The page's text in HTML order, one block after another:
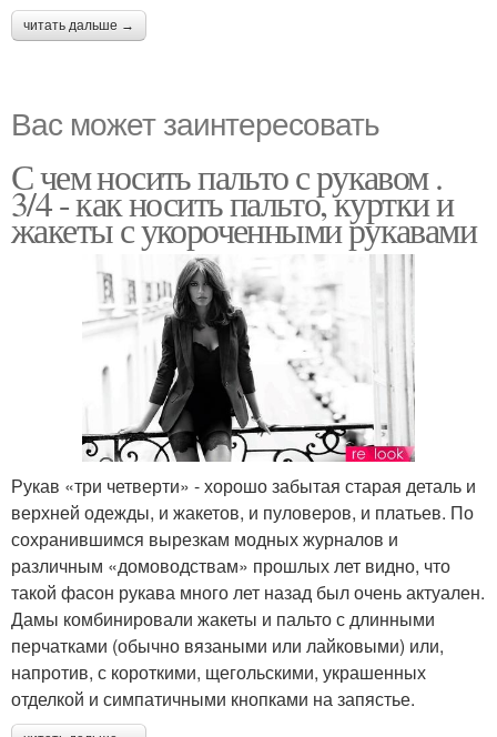
читать дальше →
Вас может заинтересовать
С чем носить пальто с рукавом .
3/4 - как носить пальто, куртки и
жакеты с укороченными рукавами
Рукав «три четверти» - хорошо забытая старая деталь и
верхней одежды, и жакетов, и пуловеров, и платьев. По
сохранившимся вырезкам модных журналов и
различным «домоводствам» прошлых лет видно, что
такой фасон рукава много лет назад был очень актуален.
Дамы комбинировали жакеты и пальто с длинными
перчатками (обычно вязаными или лайковыми) или,
напротив, с короткими, щегольскими, украшенных
отделкой и симпатичными кнопками на запястье.